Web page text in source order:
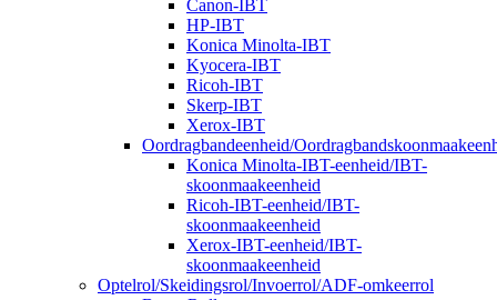
Canon-IBT
HP-IBT
Konica Minolta-IBT
Kyocera-IBT
Ricoh-IBT
Skerp-IBT
Xerox-IBT
Oordragbandeenheid/
Konica Minolta-IBT-eenheid/IBT-
skoonmaakeenheid
Ricoh-IBT-eenheid/IBT-
skoonmaakeenheid
Xerox-IBT-eenheid/IBT-
skoonmaakeenheid
Optelrol/Skeidingsrol/Invoerrol/ADF-omkeerrol